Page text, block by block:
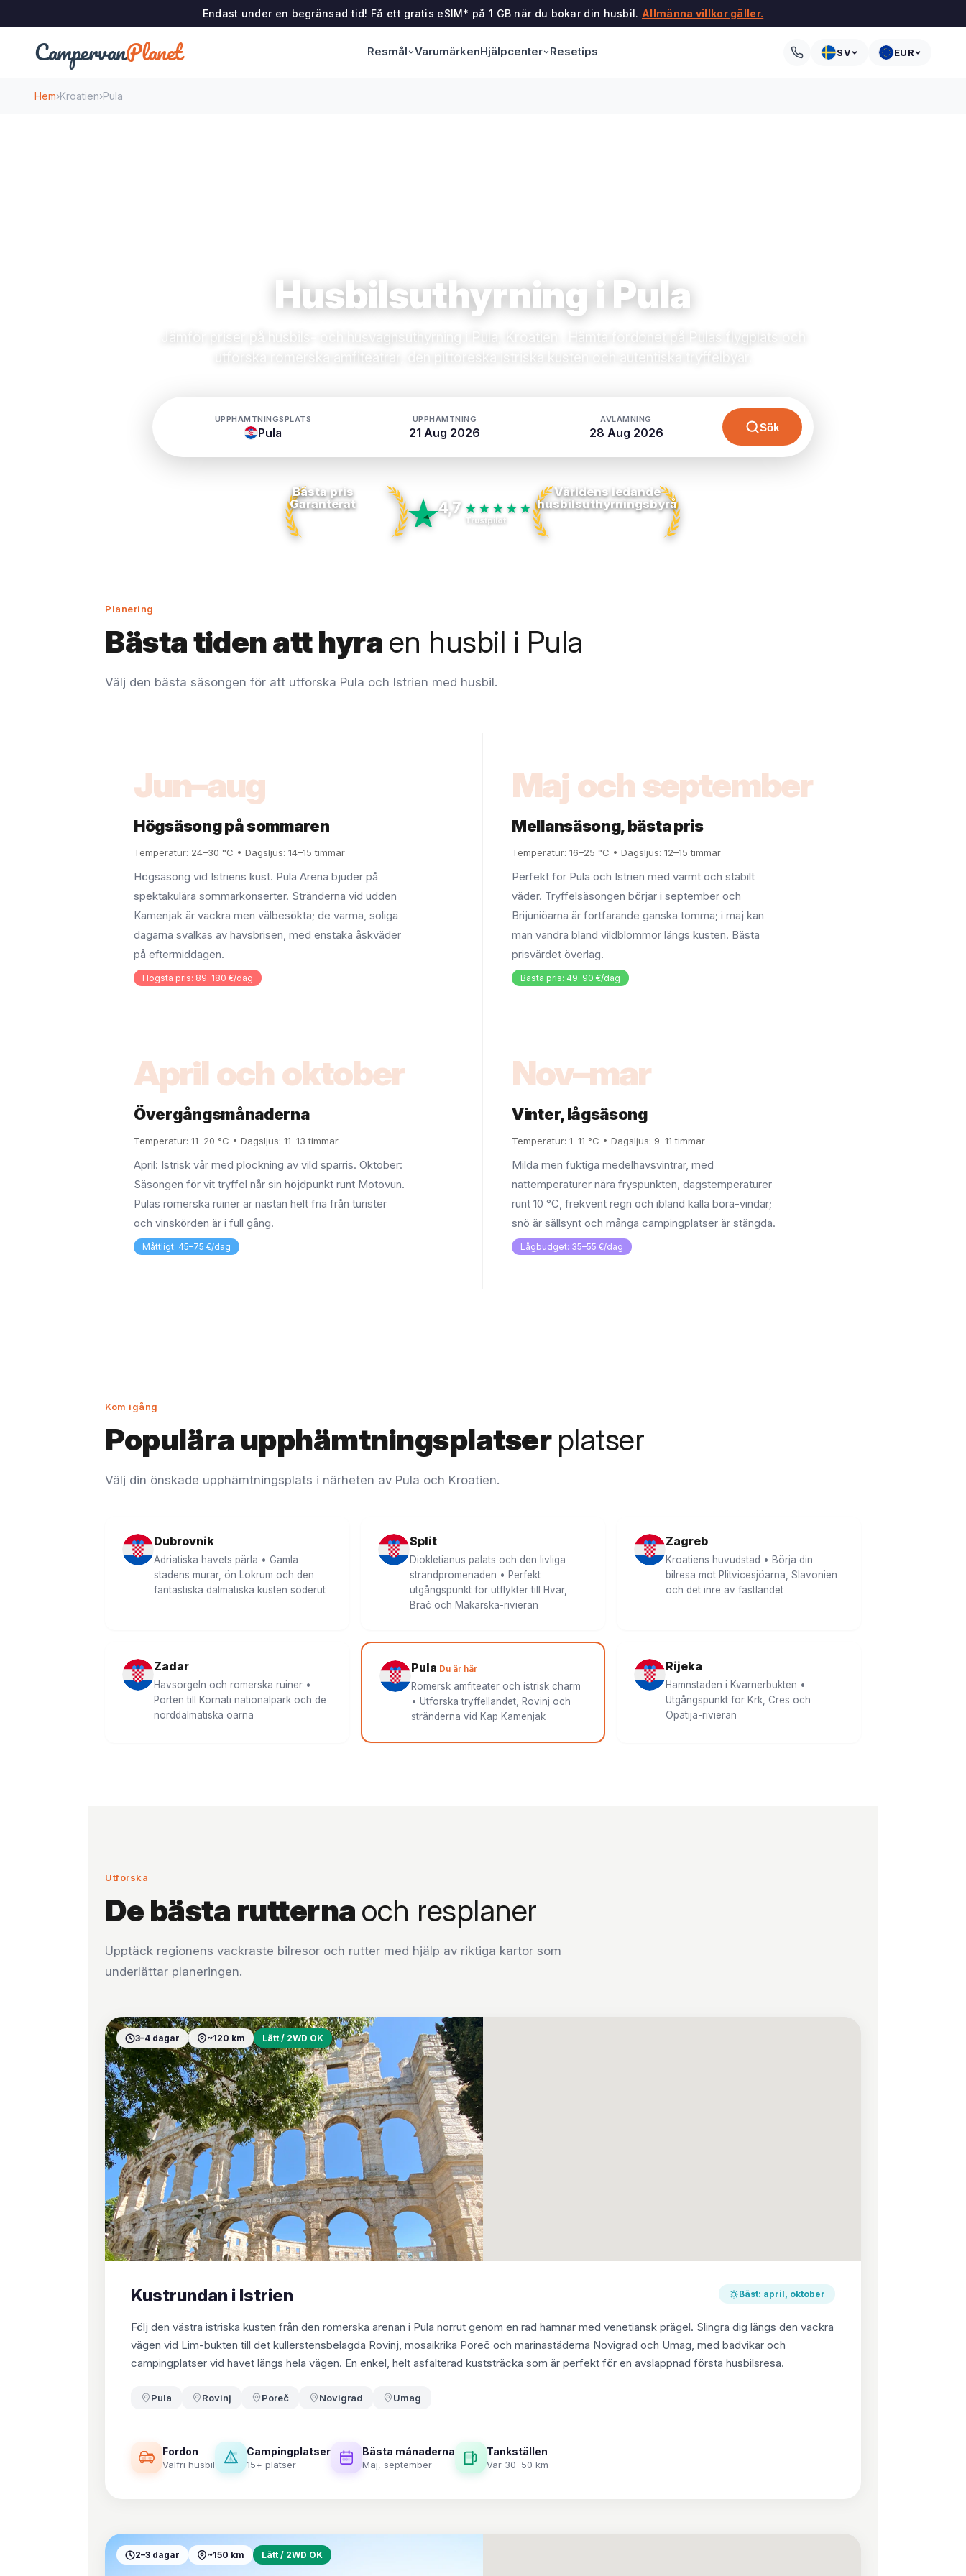
Endast under en begränsad tid! Få ett gratis eSIM* på 1 GB när du bokar din husbil. Allmänna villkor gäller.
CampervanPlanet Resmål VarumärkenHjälpcenter Resetips SV EUR
Hem›Kroatien›Pula
Husbilsuthyrning i Pula
Jämför priser på husbils- och husvagnsuthyrning i Pula, Kroatien
. Hämta fordonet på Pulas flygplats och
utforska romerska amfiteatrar, den pittoreska istriska kusten och autentiska tryffelbyar.
UPPHÄMTNINGSPLATS
Pula
UPPHÄMTNING
21 Aug 2026
AVLÄMNING
28 Aug 2026 Sök
Bästa pris
Garanterat
4,7 ★★★★★
Trustpilot
Världens ledande
husbilsuthyrningsbyrå
Planering
Bästa tiden att hyraen husbil i Pula
Välj den bästa säsongen för att utforska Pula och Istrien med husbil.
Jun–aug
Högsäsong på sommaren
Temperatur: 24–30 °C • Dagsljus: 14–15 timmar
Högsäsong vid Istriens kust. Pula Arena bjuder på
spektakulära sommarkonserter. Stränderna vid udden
Kamenjak är vackra men välbesökta; de varma, soliga
dagarna svalkas av havsbrisen, med enstaka åskväder
på eftermiddagen.
Högsta pris: 89–180 €/dag
Maj och september
Mellansäsong, bästa pris
Temperatur: 16–25 °C • Dagsljus: 12–15 timmar
Perfekt för Pula och Istrien med varmt och stabilt
väder. Tryffelsäsongen börjar i september och
Brijuniöarna är fortfarande ganska tomma; i maj kan
man vandra bland vildblommor längs kusten. Bästa
prisvärdet överlag.
Bästa pris: 49–90 €/dag
April och oktober
Övergångsmånaderna
Temperatur: 11–20 °C • Dagsljus: 11–13 timmar
April: Istrisk vår med plockning av vild sparris. Oktober:
Säsongen för vit tryffel når sin höjdpunkt runt Motovun.
Pulas romerska ruiner är nästan helt fria från turister
och vinskörden är i full gång.
Måttligt: 45–75 €/dag
Nov–mar
Vinter, lågsäsong
Temperatur: 1–11 °C • Dagsljus: 9–11 timmar
Milda men fuktiga medelhavsvintrar, med
nattemperaturer nära fryspunkten, dagstemperaturer
runt 10 °C, frekvent regn och ibland kalla bora-vindar;
snö är sällsynt och många campingplatser är stängda.
Lågbudget: 35–55 €/dag
Kom igång
Populära upphämtningsplatserplatser
Välj din önskade upphämtningsplats i närheten av Pula och Kroatien.
Dubrovnik
Adriatiska havets pärla • Gamla
stadens murar, ön Lokrum och den
fantastiska dalmatiska kusten söderut
Split
Diokletianus palats och den livliga
strandpromenaden • Perfekt
utgångspunkt för utflykter till Hvar,
Brač och Makarska-rivieran
Zagreb
Kroatiens huvudstad • Börja din
bilresa mot Plitvicesjöarna, Slavonien
och det inre av fastlandet
Zadar
Havsorgeln och romerska ruiner •
Porten till Kornati nationalpark och de
norddalmatiska öarna
Pula Du är här
Romersk amfiteater och istrisk charm
• Utforska tryffellandet, Rovinj och
stränderna vid Kap Kamenjak
Rijeka
Hamnstaden i Kvarnerbukten •
Utgångspunkt för Krk, Cres och
Opatija-rivieran
Utforska
De bästa rutternaoch resplaner
Upptäck regionens vackraste bilresor och rutter med hjälp av riktiga kartor som
underlättar planeringen.
3–4 dagar ~120 km Lätt / 2WD OK
01
Kustrundan i Istrien Bäst: april, oktober
Följ den västra istriska kusten från den romerska arenan i Pula norrut genom en rad hamnar med venetiansk prägel. Slingra dig längs den vackra
vägen vid Lim-bukten till det kullerstensbelagda Rovinj, mosaikrika Poreč och marinastäderna Novigrad och Umag, med badvikar och
campingplatser vid havet längs hela vägen. En enkel, helt asfalterad kuststräcka som är perfekt för en avslappnad första husbilsresa.
Pula Rovinj Poreč Novigrad Umag
Fordon
Valfri husbil
Campingplatser
15+ platser
Bästa månaderna
Maj, september
Tankställen
Var 30–50 km
2–3 dagar ~150 km Lätt / 2WD OK